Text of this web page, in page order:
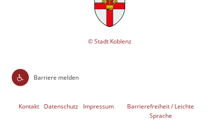
© Stadt Koblenz
Barriere melden
Kontakt Datenschutz Impressum
Barrierefreiheit / Leichte
Sprache